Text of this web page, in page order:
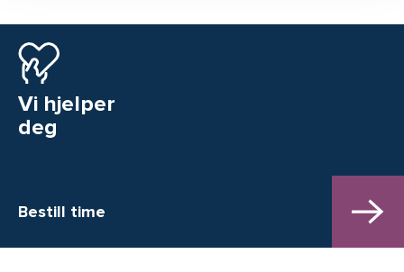
Vi hjelper
deg
Bestill time